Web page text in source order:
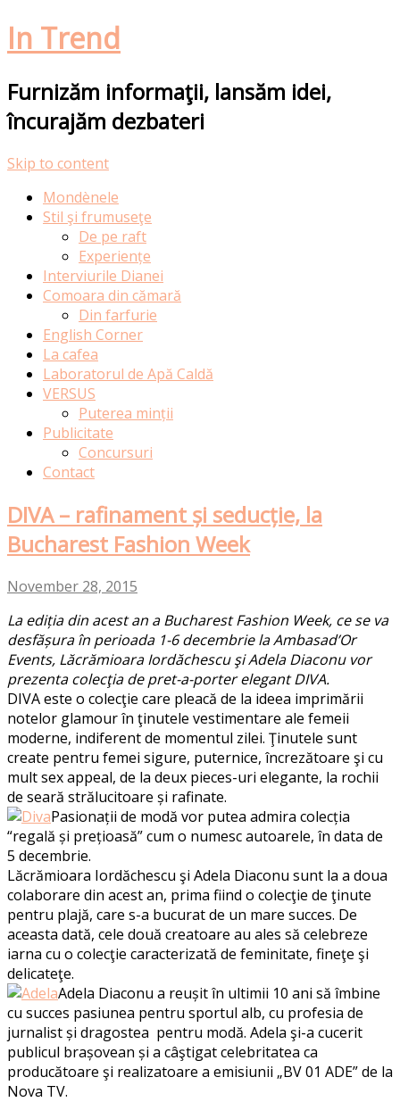
In Trend
Furnizăm informaţii, lansăm idei,
încurajăm dezbateri
Skip to content
Mondènele
Stil şi frumuseţe
De pe raft
Experiențe
Interviurile Dianei
Comoara din cămară
Din farfurie
English Corner
La cafea
Laboratorul de Apă Caldă
VERSUS
Puterea minții
Publicitate
Concursuri
Contact
DIVA – rafinament și seducție, la
Bucharest Fashion Week
November 28, 2015
La ediția din acest an a Bucharest Fashion Week, ce se va
desfășura în perioada 1-6 decembrie la Ambasad’Or
Events, Lăcrămioara Iordăchescu şi Adela Diaconu vor
prezenta colecţia de pret-a-porter elegant DIVA.
DIVA este o colecţie care pleacă de la ideea imprimării
notelor glamour în ţinutele vestimentare ale femeii
moderne, indiferent de momentul zilei. Ţinutele sunt
create pentru femei sigure, puternice, încrezătoare şi cu
mult sex appeal, de la deux pieces-uri elegante, la rochii
de seară strălucitoare și rafinate.
Pasionații de modă vor putea admira colecția
“regală și prețioasă” cum o numesc autoarele, în data de
5 decembrie.
Lăcrămioara Iordăchescu şi Adela Diaconu sunt la a doua
colaborare din acest an, prima fiind o colecţie de ţinute
pentru plajă, care s-a bucurat de un mare succes. De
aceasta dată, cele două creatoare au ales să celebreze
iarna cu o colecţie caracterizată de feminitate, fineţe şi
delicateţe.
Adela Diaconu a reușit în ultimii 10 ani să îmbine
cu succes pasiunea pentru sportul alb, cu profesia de
jurnalist și dragostea pentru modă. Adela şi-a cucerit
publicul brașovean și a câştigat celebritatea ca
producătoare şi realizatoare a emisiunii „BV 01 ADE” de la
Nova TV.